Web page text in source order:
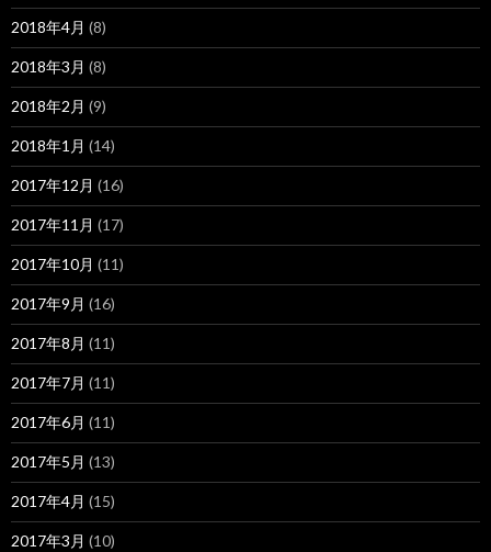
2018年4月 (8)
2018年3月 (8)
2018年2月 (9)
2018年1月 (14)
2017年12月 (16)
2017年11月 (17)
2017年10月 (11)
2017年9月 (16)
2017年8月 (11)
2017年7月 (11)
2017年6月 (11)
2017年5月 (13)
2017年4月 (15)
2017年3月 (10)